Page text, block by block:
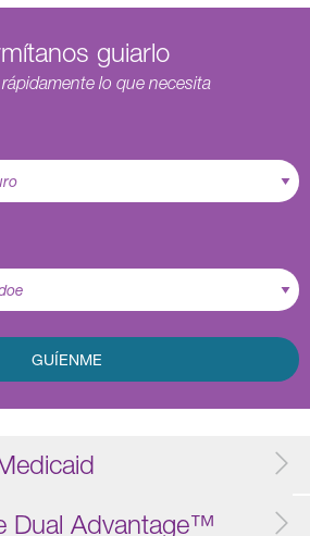
guiarlo
lo que necesita
GUÍENME
Dual Advantage™